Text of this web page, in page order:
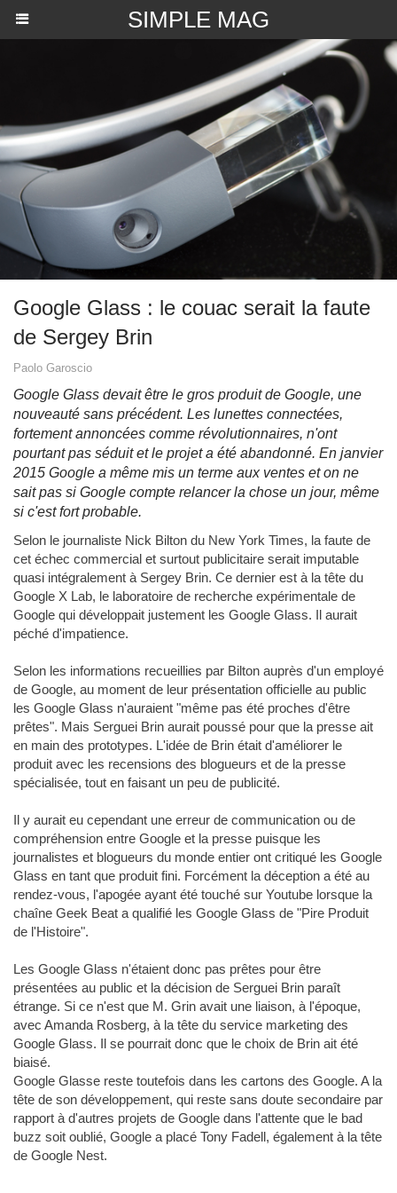
SIMPLE MAG
​Google Glass : le couac serait la faute
de Sergey Brin
Paolo Garoscio
Google Glass devait être le gros produit de Google, une
nouveauté sans précédent. Les lunettes connectées,
fortement annoncées comme révolutionnaires, n'ont
pourtant pas séduit et le projet a été abandonné. En janvier
2015 Google a même mis un terme aux ventes et on ne
sait pas si Google compte relancer la chose un jour, même
si c'est fort probable.
Selon le journaliste Nick Bilton du New York Times, la faute de
cet échec commercial et surtout publicitaire serait imputable
quasi intégralement à Sergey Brin. Ce dernier est à la tête du
Google X Lab, le laboratoire de recherche expérimentale de
Google qui développait justement les Google Glass. Il aurait
péché d'impatience.
Selon les informations recueillies par Bilton auprès d'un employé
de Google, au moment de leur présentation officielle au public
les Google Glass n'auraient "même pas été proches d'être
prêtes". Mais Serguei Brin aurait poussé pour que la presse ait
en main des prototypes. L'idée de Brin était d'améliorer le
produit avec les recensions des blogueurs et de la presse
spécialisée, tout en faisant un peu de publicité.
Il y aurait eu cependant une erreur de communication ou de
compréhension entre Google et la presse puisque les
journalistes et blogueurs du monde entier ont critiqué les Google
Glass en tant que produit fini. Forcément la déception a été au
rendez-vous, l'apogée ayant été touché sur Youtube lorsque la
chaîne Geek Beat a qualifié les Google Glass de "Pire Produit
de l'Histoire".
Les Google Glass n'étaient donc pas prêtes pour être
présentées au public et la décision de Serguei Brin paraît
étrange. Si ce n'est que M. Grin avait une liaison, à l'époque,
avec Amanda Rosberg, à la tête du service marketing des
Google Glass. Il se pourrait donc que le choix de Brin ait été
biaisé.
Google Glasse reste toutefois dans les cartons des Google. A la
tête de son développement, qui reste sans doute secondaire par
rapport à d'autres projets de Google dans l'attente que le bad
buzz soit oublié, Google a placé Tony Fadell, également à la tête
de Google Nest.